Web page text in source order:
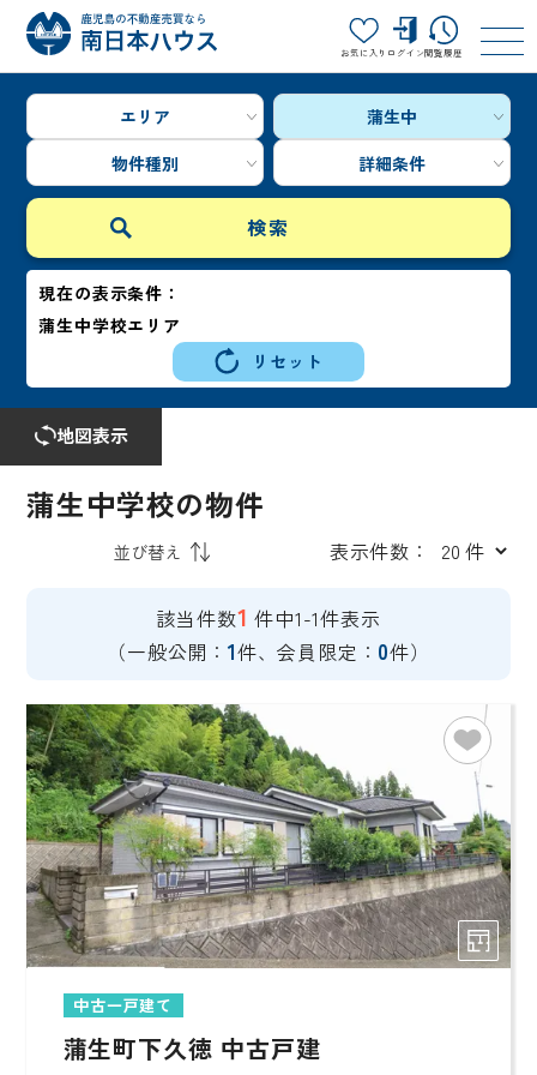
お気に入り ログイン閲覧履歴
エリア
蒲生中
物件種別
詳細条件
現在の表示条件：
蒲生中学校エリア
リセット
地図表示
蒲生中学校の物件
表示件数：
該当件数1 件中1-1件表示
（一般公開： 1件、会員限定： 0件）
中古一戸建て
蒲生町下久徳 中古戸建